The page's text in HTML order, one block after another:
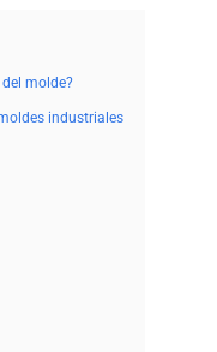
molde?
industriales